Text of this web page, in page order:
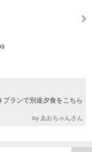
プランで別途夕食をこちら
by あおちゃんさん